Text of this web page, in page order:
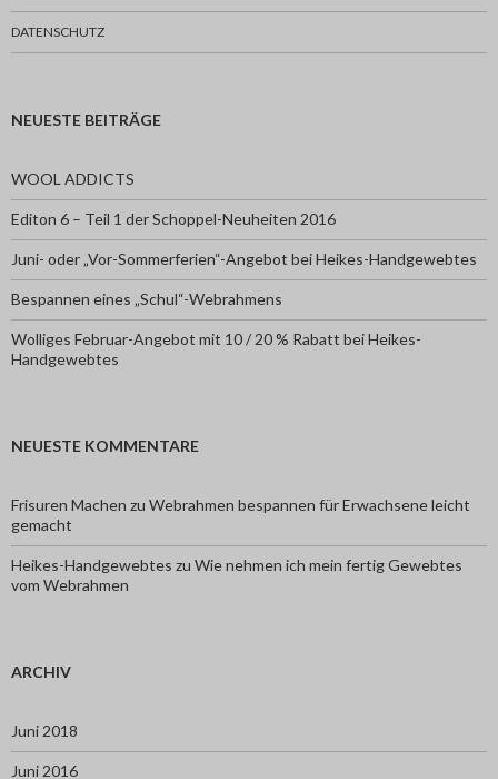
DATENSCHUTZ
NEUESTE BEITRÄGE
WOOL ADDICTS
Editon 6 – Teil 1 der Schoppel-Neuheiten 2016
Juni- oder „Vor-Sommerferien“-Angebot bei Heikes-Handgewebtes
Bespannen eines „Schul“-Webrahmens
Wolliges Februar-Angebot mit 10 / 20 % Rabatt bei Heikes-
Handgewebtes
NEUESTE KOMMENTARE
Frisuren Machen zu Webrahmen bespannen für Erwachsene leicht
gemacht
Heikes-Handgewebtes zu Wie nehmen ich mein fertig Gewebtes
vom Webrahmen
ARCHIV
Juni 2018
Juni 2016